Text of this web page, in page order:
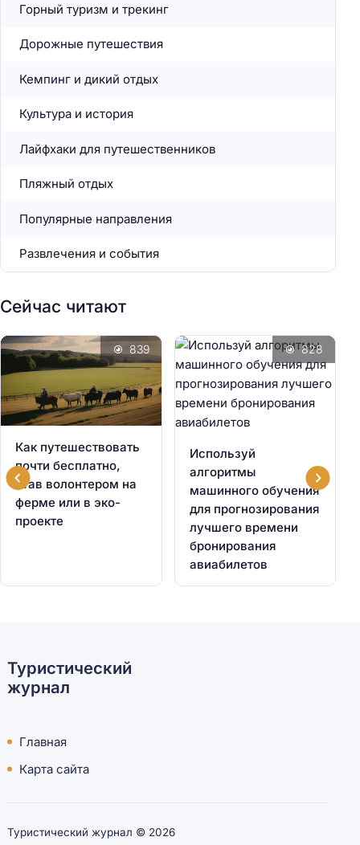
Горный туризм и трекинг
Дорожные путешествия
Кемпинг и дикий отдых
Культура и история
Лайфхаки для путешественников
Пляжный отдых
Популярные направления
Развлечения и события
Сейчас читают
Как путешествовать
почти бесплатно,
став волонтером на
ферме или в эко-
проекте
839
Используй
алгоритмы
машинного обучения
для прогнозирования
лучшего времени
бронирования
авиабилетов
828
Туристический
журнал
Главная
Карта сайта
Туристический журнал © 2026